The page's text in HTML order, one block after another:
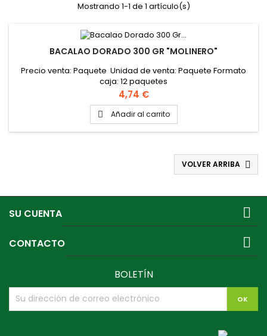
Mostrando 1-1 de 1 artículo(s)
BACALAO DORADO 300 GR "MOLINERO"
Precio venta: Paquete Unidad de venta: Paquete Formato
caja: 12 paquetes
Precio
4,74 €
 Añadir al carrito
VOLVER ARRIBA 
SU CUENTA 
CONTACTO 
BOLETÍN